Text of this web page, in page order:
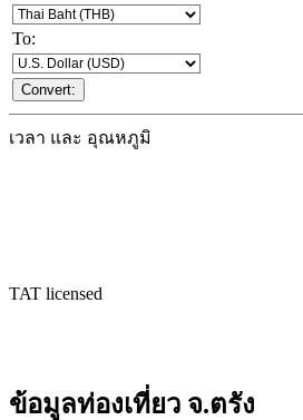
To:
เวลา และ อุณหภูมิ
TAT licensed
ข้อมูลท่องเที่ยว จ.ตรัง